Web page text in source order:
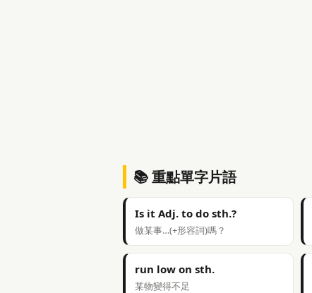
📚 重點單字片語
Is it Adj. to do sth.?
做某事…(+形容詞)嗎？
run low on sth.
某物變得不足